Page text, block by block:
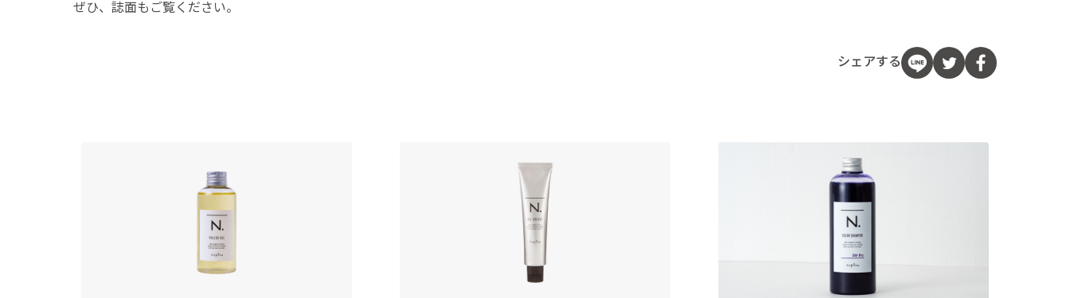
ぜひ、誌面もご覧ください。
シェアする